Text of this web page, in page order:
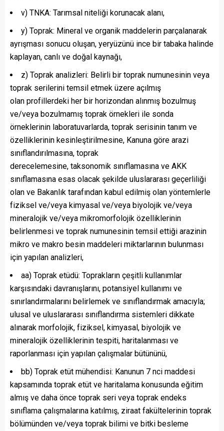
v) TNKA: Tarımsal niteliği korunacak alanı,
y) Toprak: Mineral ve organik maddelerin parçalanarak
ayrışması sonucu oluşan, yeryüzünü ince bir tabaka halinde
kaplayan, canlı ve doğal kaynağı,
z) Toprak analizleri: Belirli bir toprak numunesinin veya
toprak serilerini temsil etmek üzere açılmış
olan profillerdeki her bir horizondan alınmış bozulmuş
ve/veya bozulmamış toprak örnekleri ile sonda
örneklerinin laboratuvarlarda, toprak serisinin tanım ve
özelliklerinin kesinleştirilmesine, Kanuna göre arazi
sınıflandırılmasına, toprak
derecelemesine, taksonomik sınıflamasına ve AKK
sınıflamasına esas olacak şekilde uluslararası geçerliliği
olan ve Bakanlık tarafından kabul edilmiş olan yöntemlerle
fiziksel ve/veya kimyasal ve/veya biyolojik ve/veya
mineralojik ve/veya mikromorfolojik özelliklerinin
belirlenmesi ve toprak numunesinin temsil ettiği arazinin
mikro ve makro besin maddeleri miktarlarının bulunması
için yapılan analizleri,
aa) Toprak etüdü: Toprakların çeşitli kullanımlar
karşısındaki davranışlarını, potansiyel kullanımı ve
sınırlandırmalarını belirlemek ve sınıflandırmak amacıyla;
ulusal ve uluslararası sınıflandırma sistemleri dikkate
alınarak morfolojik, fiziksel, kimyasal, biyolojik ve
mineralojik özelliklerinin tespiti, haritalanması ve
raporlanması için yapılan çalışmalar bütününü,
bb) Toprak etüt mühendisi: Kanunun 7 nci maddesi
kapsamında toprak etüt ve haritalama konusunda eğitim
almış ve daha önce toprak seri veya toprak endeks
sınıflama çalışmalarına katılmış, ziraat fakültelerinin toprak
bölümünden ve/veya toprak bilimi ve bitki besleme